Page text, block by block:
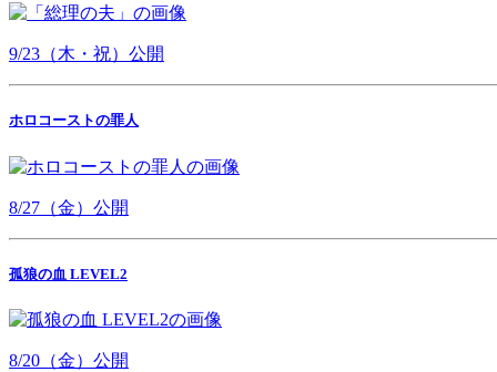
9/23（木・祝）公開
ホロコーストの罪人
8/27（金）公開
孤狼の血 LEVEL2
8/20（金）公開